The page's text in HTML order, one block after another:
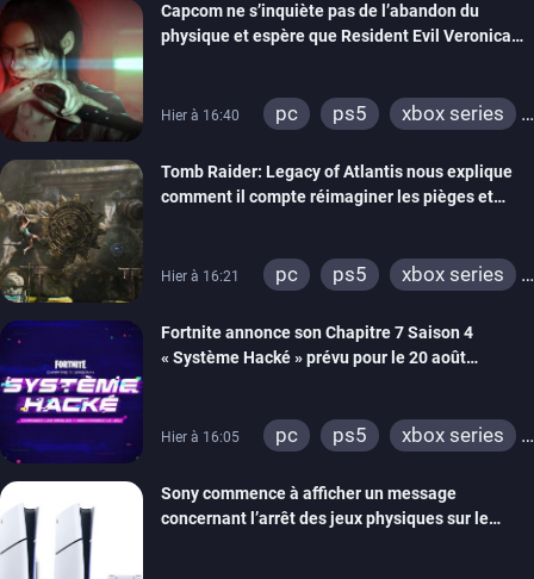
Capcom ne s’inquiète pas de l’abandon du
physique et espère que Resident Evil Veronica
Hier à 16:40 pc ps5
xbox series
Tomb Raider: Legacy of Atlantis nous explique
comment il compte réimaginer les pièges et
Hier à 16:21 pc ps5
xbox series
Fortnite annonce son Chapitre 7 Saison 4
« Système Hacké » prévu pour le 20 août
Hier à 16:05 pc ps5
xbox series
ps4
xbox one
switch 2
Sony commence à afficher un message
concernant l’arrêt des jeux physiques sur le